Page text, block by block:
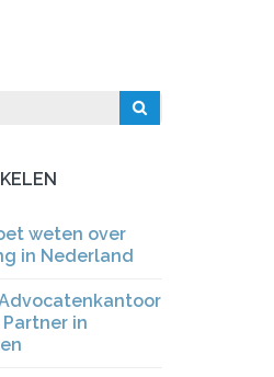
weten over
in Nederland
in